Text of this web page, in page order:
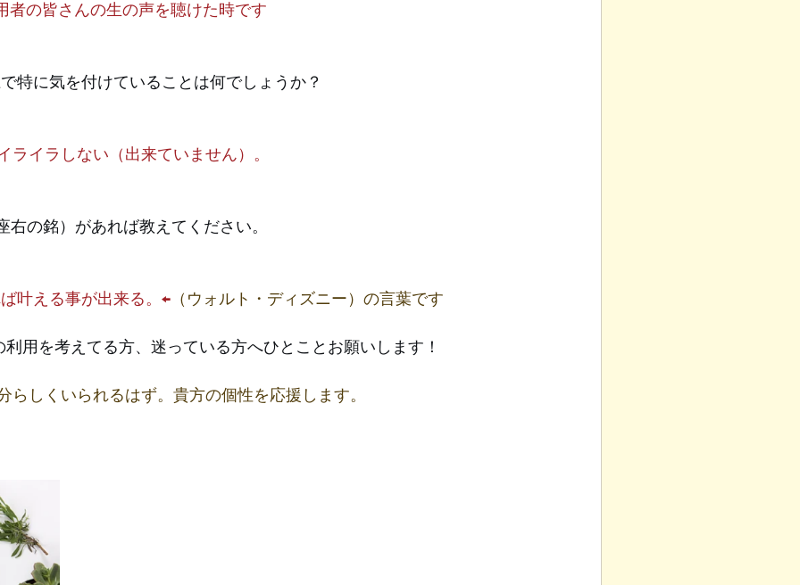
用者の皆さんの生の声を聴けた時です
特に気を付けていることは何でしょうか？
イラしない（出来ていません）。
右の銘）があれば教えてください。
叶える事が出来る。← （ウォルト・ディズニー）の言葉です
用を考えてる方、迷っている方へひとことお願いします！
らしくいられるはず。貴方の個性を応援します。